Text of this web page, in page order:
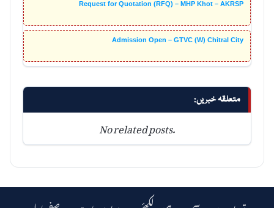
Request for Quotation (RFQ) – MHP Khot – AKRSP
Admission Open – GTVC (W) Chitral City
متعلقہ خبریں:
No related posts.